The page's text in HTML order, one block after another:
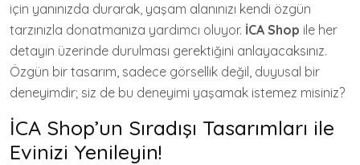
için yanınızda durarak, yaşam alanınızı kendi özgün
tarzınızla donatmanıza yardımcı oluyor. İCA Shop ile her
detayın üzerinde durulması gerektiğini anlayacaksınız.
Özgün bir tasarım, sadece görsellik değil, duyusal bir
deneyimdir; siz de bu deneyimi yaşamak istemez misiniz?
İCA Shop’un Sıradışı Tasarımları ile
Evinizi Yenileyin!